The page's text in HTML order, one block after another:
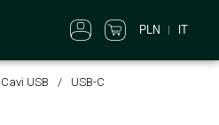
PLN IT
Cavi USB USB-C